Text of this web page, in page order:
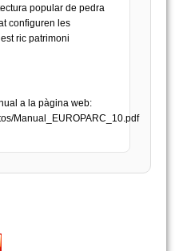
popular de pedra
configuren les
ric patrimoni
a la pàgina web:
Manual_EUROPARC_10.pdf